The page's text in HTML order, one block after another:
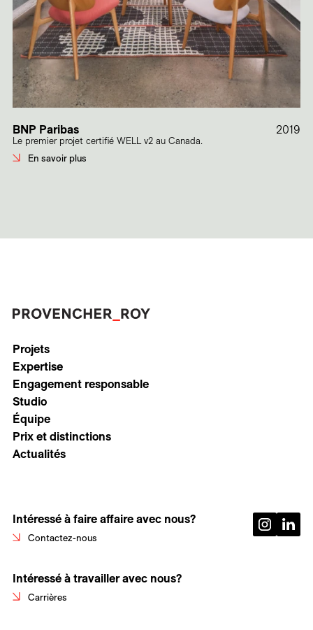
BNP Paribas
Le premier projet certifié WELL v2 au Canada.
En savoir plus
2019
Projets
Expertise
Engagement responsable
Studio
Équipe
Prix et distinctions
Actualités
Intéressé à faire affaire avec nous?
Contactez-nous
Intéressé à travailler avec nous?
Carrières